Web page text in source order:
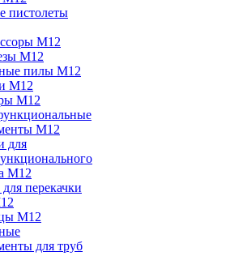
пистолеты
M12
M12
пилы M12
M12
M12
M12
для
M12
перекачки
M12
для труб